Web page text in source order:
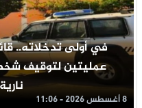
في أولى تدخلاته..
عمليتين لتوقيف
8 أغسطس 2026 - 11:06